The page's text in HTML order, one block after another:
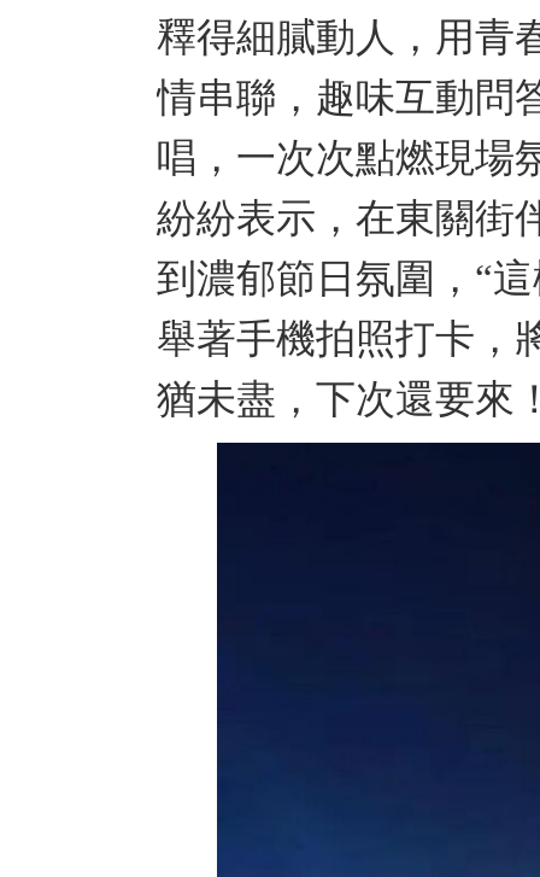
釋得細膩動人，用青
情串聯，趣味互動問
唱，一次次點燃現場
紛紛表示，在東關街
到濃郁節日氛圍，“
舉著手機拍照打卡，
猶未盡，下次還要來